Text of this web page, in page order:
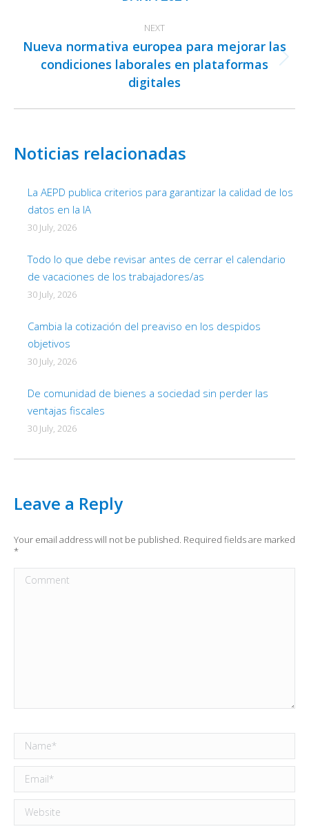
NEXT
Next
post:
Nueva normativa europea para mejorar las
condiciones laborales en plataformas
digitales
Noticias relacionadas
La AEPD publica criterios para garantizar la calidad de los
datos en la IA
30 July, 2026
Todo lo que debe revisar antes de cerrar el calendario
de vacaciones de los trabajadores/as
30 July, 2026
Cambia la cotización del preaviso en los despidos
objetivos
30 July, 2026
De comunidad de bienes a sociedad sin perder las
ventajas fiscales
30 July, 2026
Leave a Reply
Your email address will not be published. Required fields are marked
*
Comment
Name *
Email *
Website